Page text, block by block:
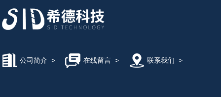
公司简介 > 在线留言> 联系我们 >